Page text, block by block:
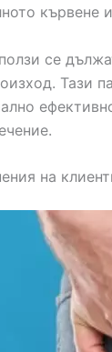
кървене
се
Тази
на